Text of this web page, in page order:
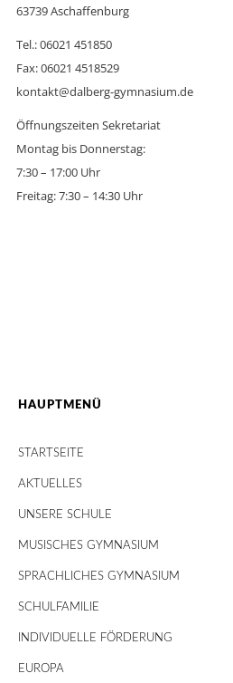
63739 Aschaffenburg
Tel.: 06021 451850
Fax: 06021 4518529
kontakt@dalberg-gymnasium.de
Öffnungszeiten Sekretariat
Montag bis Donnerstag:
7:30 – 17:00 Uhr
Freitag: 7:30 – 14:30 Uhr
HAUPTMENÜ
STARTSEITE
AKTUELLES
UNSERE SCHULE
MUSISCHES GYMNASIUM
SPRACHLICHES GYMNASIUM
SCHULFAMILIE
INDIVIDUELLE FÖRDERUNG
EUROPA